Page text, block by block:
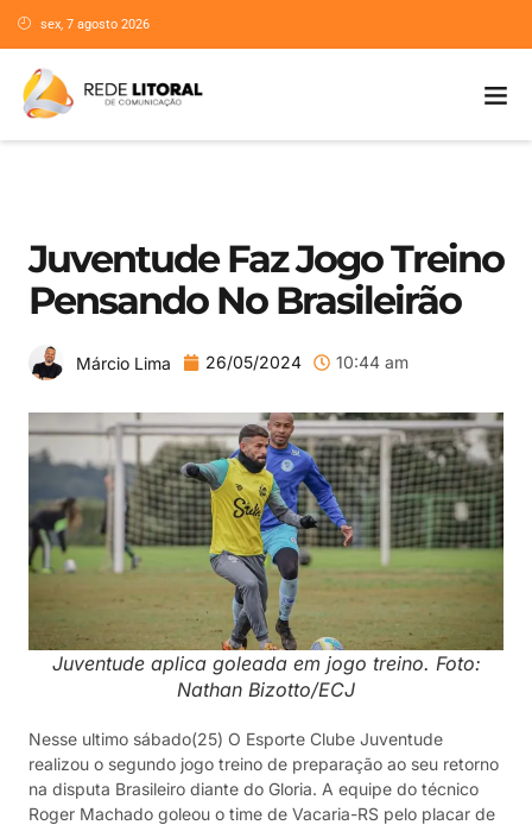
sex, 7 agosto 2026
Juventude Faz Jogo Treino
Pensando No Brasileirão
Márcio Lima 26/05/2024 10:44 am
Juventude aplica goleada em jogo treino. Foto:
Nathan Bizotto/ECJ
Nesse ultimo sábado(25) O Esporte Clube Juventude
realizou o segundo jogo treino de preparação ao seu retorno
na disputa Brasileiro diante do Gloria. A equipe do técnico
Roger Machado goleou o time de Vacaria-RS pelo placar de